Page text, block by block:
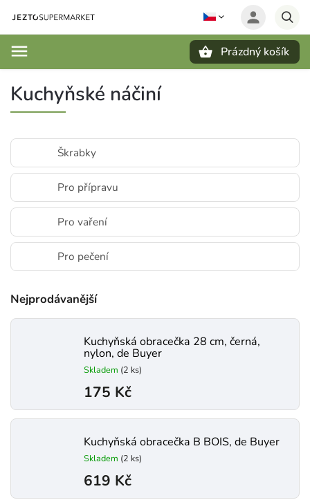
Prázdný košík
Kuchyňské náčiní
Škrabky
Pro přípravu
Pro vaření
Pro pečení
Nejprodávanější
Kuchyňská obracečka 28 cm, černá,
nylon, de Buyer
Skladem (2 ks)
175 Kč
Kuchyňská obracečka B BOIS, de Buyer
Skladem (2 ks)
619 Kč